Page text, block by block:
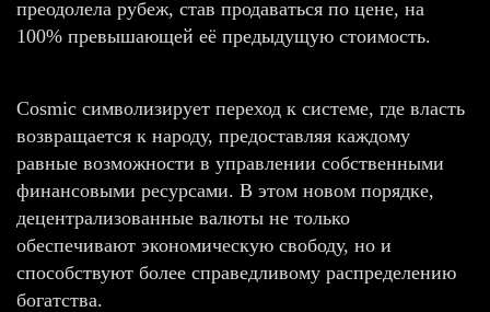
преодолела рубеж, став продаваться по цене, на
100% превышающей её предыдущую стоимость.
Cosmic символизирует переход к системе, где власть
возвращается к народу, предоставляя каждому
равные возможности в управлении собственными
финансовыми ресурсами. В этом новом порядке,
децентрализованные валюты не только
обеспечивают экономическую свободу, но и
способствуют более справедливому распределению
богатства.